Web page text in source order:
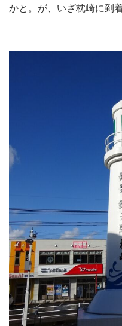
かと。が、いざ枕崎に到